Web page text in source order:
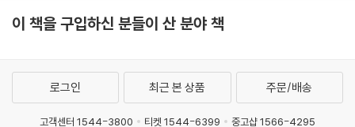
이 책을 구입하신 분들이 산 분야 책
로그인 최근 본 상품 주문/배송
고객센터 1544-3800 티켓 1544-6399 중고샵 1566-4295